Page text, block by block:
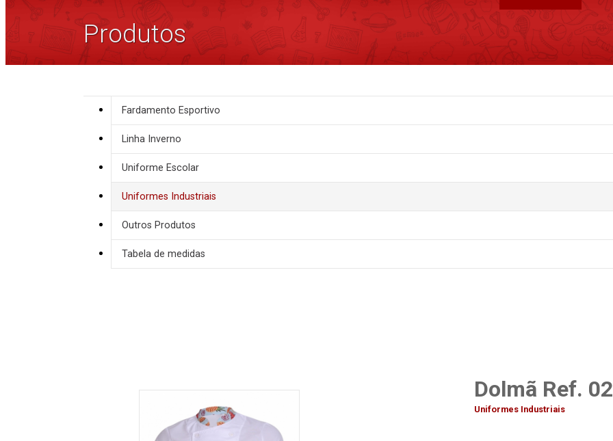
Produtos
Fardamento Esportivo
Linha Inverno
Uniforme Escolar
Uniformes Industriais
Outros Produtos
Tabela de medidas
Dolmã Ref. 02
Uniformes Industriais